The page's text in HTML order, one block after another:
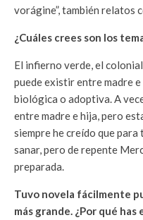
vorágine”, también relatos
¿Cuáles crees son los
El infierno verde, el
puede existir entre madre
biológica o adoptiva. A
entre madre e hija, pero
siempre he creído que
sanar, pero de repente
preparada.
Tuvo novela fácilmente
más grande. ¿Por qué